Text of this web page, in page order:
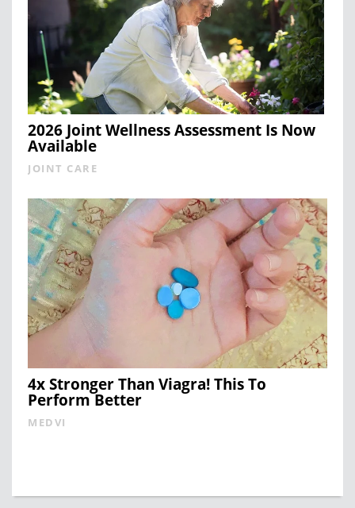
2026 Joint Wellness Assessment Is Now
Available
JOINT CARE
4x Stronger Than Viagra! This To
Perform Better
MEDVI